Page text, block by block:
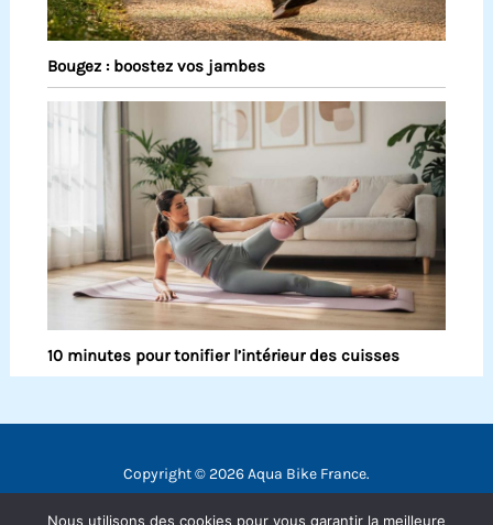
Bougez : boostez vos jambes
10 minutes pour tonifier l’intérieur des cuisses
Copyright © 2026 Aqua Bike France.
Contact
Nous utilisons des cookies pour vous garantir la meilleure